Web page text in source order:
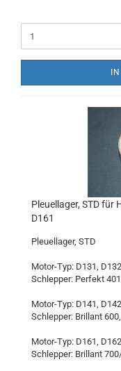
Pleuellager, STD für
D161
Pleuellager, STD
Motor-Typ: D131, D132
Schlepper: Perfekt
Motor-Typ: D141, D142
Schlepper: Brillant
Motor-Typ: D161, D162
Schlepper: Brillant